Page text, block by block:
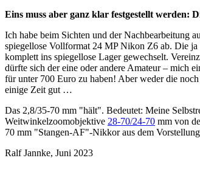
Eins muss aber ganz klar festgestellt werden:
Ich habe beim Sichten und der Nachbearbeitung
spiegellose Vollformat 24 MP Nikon Z6 ab. Die ja
komplett ins spiegellose Lager gewechselt.
dürfte sich der eine oder andere Amateur – mich
für unter 700 Euro zu haben! Aber weder die
einige Zeit gut …
Das 2,8/35-70 mm "hält". Bedeutet: Meine
Weitwinkelzoomobjektive 28-70/24-70 mm von
70 mm "Stangen-AF"-Nikkor aus dem
Ralf Jannke, Juni 2023